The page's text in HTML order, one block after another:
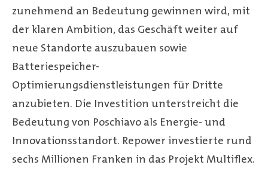
zunehmend an Bedeutung gewinnen wird, mit
der klaren Ambition, das Geschäft weiter auf
neue Standorte auszubauen sowie
Batteriespeicher-
Optimierungsdienstleistungen für Dritte
anzubieten. Die Investition unterstreicht die
Bedeutung von Poschiavo als Energie- und
Innovationsstandort. Repower investierte rund
sechs Millionen Franken in das Projekt Multiflex.